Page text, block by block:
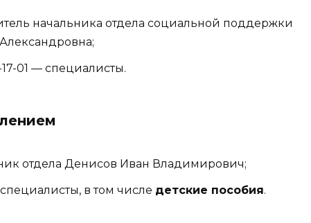
начальника отдела социальной поддержки
17-01 — специалисты.
отдела Денисов Иван Владимирович;
в том числе детские пособия.